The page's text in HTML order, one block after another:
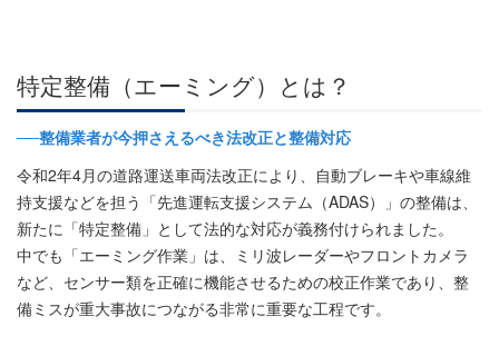
特定整備（エーミング）とは？
──整備業者が今押さえるべき法改正と整備対応
令和2年4月の道路運送車両法改正により、自動ブレーキや車線維
持支援などを担う「先進運転支援システム（ADAS）」の整備は、
新たに「特定整備」として法的な対応が義務付けられました。
中でも「エーミング作業」は、ミリ波レーダーやフロントカメラ
など、センサー類を正確に機能させるための校正作業であり、整
備ミスが重大事故につながる非常に重要な工程です。